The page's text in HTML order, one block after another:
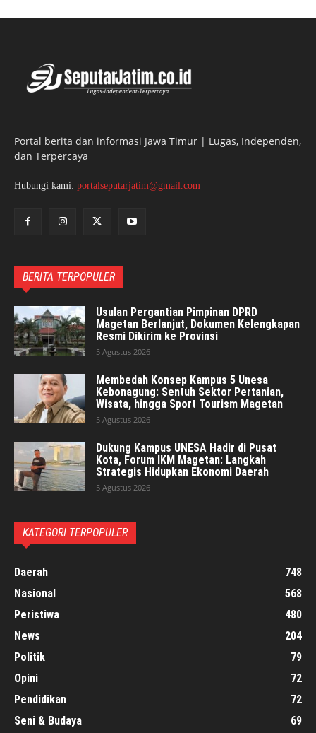
Portal berita dan informasi Jawa Timur | Lugas, Independen,
dan Terpercaya
Hubungi kami: portalseputarjatim@gmail.com
BERITA TERPOPULER
Usulan Pergantian Pimpinan DPRD
Magetan Berlanjut, Dokumen Kelengkapan
Resmi Dikirim ke Provinsi
5 Agustus 2026
Membedah Konsep Kampus 5 Unesa
Kebonagung: Sentuh Sektor Pertanian,
Wisata, hingga Sport Tourism Magetan
5 Agustus 2026
Dukung Kampus UNESA Hadir di Pusat
Kota, Forum IKM Magetan: Langkah
Strategis Hidupkan Ekonomi Daerah
5 Agustus 2026
KATEGORI TERPOPULER
Daerah
748
Nasional
568
Peristiwa
480
News
204
Politik
79
Opini
72
Pendidikan
72
Seni & Budaya
69